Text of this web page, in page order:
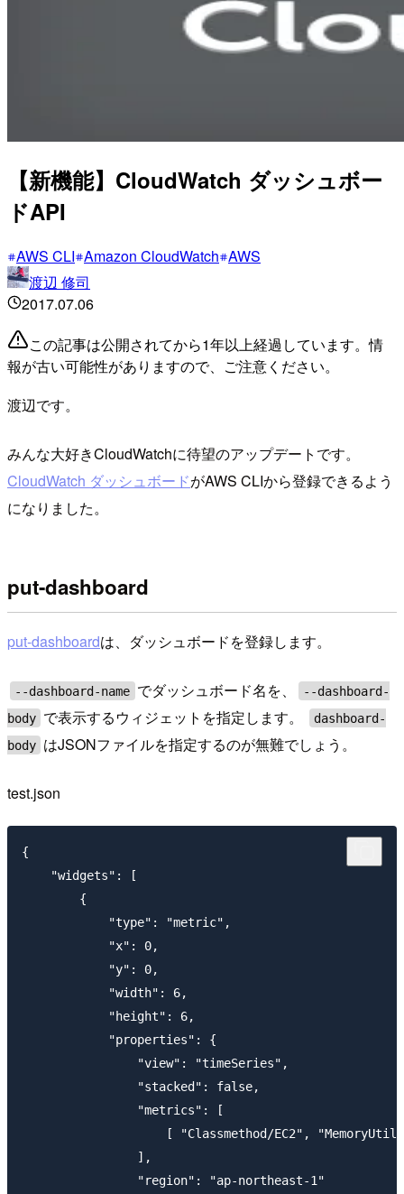
【新機能】CloudWatch ダッシュボー
ドAPI
AWS CLI Amazon CloudWatch AWS
渡辺 修司
2017.07.06
この記事は公開されてから1年以上経過しています。情
報が古い可能性がありますので、ご注意ください。
渡辺です。
みんな大好きCloudWatchに待望のアップデートです。
CloudWatch ダッシュボードがAWS CLIから登録できるよう
になりました。
put-dashboard
put-dashboardは、ダッシュボードを登録します。
--dashboard-name でダッシュボード名を、
--dashboard-
body で表示するウィジェットを指定します。
dashboard-
body はJSONファイルを指定するのが無難でしょう。
test.json
{
    "widgets": [
        {
            "type": "metric",
            "x": 0,
            "y": 0,
            "width": 6,
            "height": 6,
            "properties": {
                "view": "timeSeries",
                "stacked": false,
                "metrics": [
[ "Classmethod/EC2",
                ],
                "region": "ap-northeast-1"